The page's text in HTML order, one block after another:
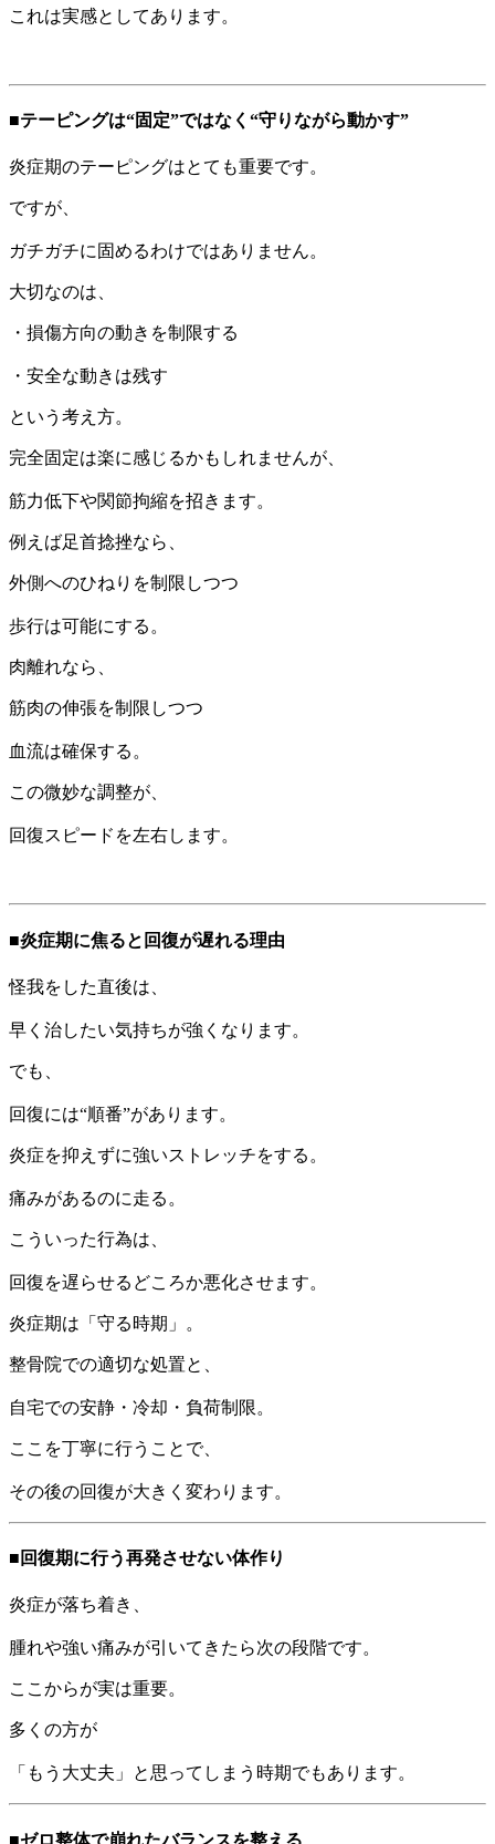
これは実感としてあります。
■テーピングは“固定”ではなく“守りながら動かす”
炎症期のテーピングはとても重要です。
ですが、
ガチガチに固めるわけではありません。
大切なのは、
・損傷方向の動きを制限する
・安全な動きは残す
という考え方。
完全固定は楽に感じるかもしれませんが、
筋力低下や関節拘縮を招きます。
例えば足首捻挫なら、
外側へのひねりを制限しつつ
歩行は可能にする。
肉離れなら、
筋肉の伸張を制限しつつ
血流は確保する。
この微妙な調整が、
回復スピードを左右します。
■炎症期に焦ると回復が遅れる理由
怪我をした直後は、
早く治したい気持ちが強くなります。
でも、
回復には“順番”があります。
炎症を抑えずに強いストレッチをする。
痛みがあるのに走る。
こういった行為は、
回復を遅らせるどころか悪化させます。
炎症期は「守る時期」。
整骨院での適切な処置と、
自宅での安静・冷却・負荷制限。
ここを丁寧に行うことで、
その後の回復が大きく変わります。
■回復期に行う再発させない体作り
炎症が落ち着き、
腫れや強い痛みが引いてきたら次の段階です。
ここからが実は重要。
多くの方が
「もう大丈夫」と思ってしまう時期でもあります。
■ゼロ整体で崩れたバランスを整える